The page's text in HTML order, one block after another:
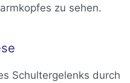
zu sehen.
Schultergelenks durch